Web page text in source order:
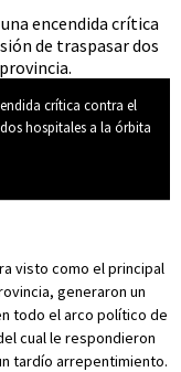
crítica contra el
hospitales a la órbita
visto como el principal
generaron un
todo el arco político de
cual le respondieron
tardío arrepentimiento.